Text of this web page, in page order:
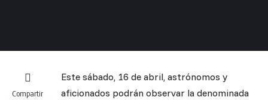
Compartir
Este sábado, 16 de abril, astrónomos y
aficionados podrán observar la denominada